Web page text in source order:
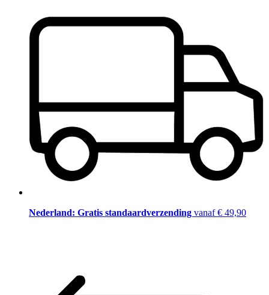
Nederland: Gratis standaardverzending vanaf € 49,90